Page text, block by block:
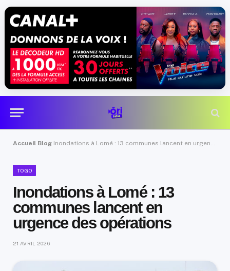
Accueil Blog Inondations à Lomé : 13 communes lancent en urgence des opérations
TOGO
Inondations à Lomé : 13
communes lancent en
urgence des opérations
21 AVRIL 2026